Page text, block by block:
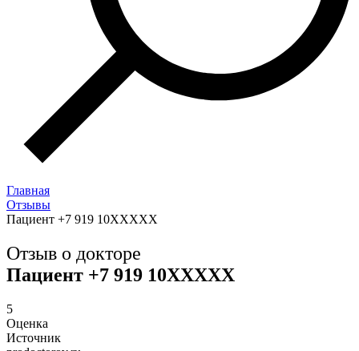
Главная
Отзывы
Пациент +7 919 10XXXXX
Отзыв о докторе
Пациент +7 919 10XXXXX
5
Оценка
Источник